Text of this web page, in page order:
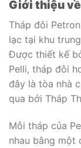
Giới thiệu
Tháp đôi
lạc tại khu
Được thiết kế
Pelli, tháp đôi
đây là tòa nhà
qua bởi Tháp
Mỗi tháp của
nhau bằng một